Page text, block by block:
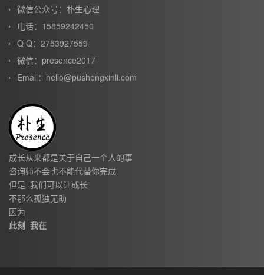
微信公众号：朴生心理
电话：15859242450
Q Q：2753927559
微信：presence2017
Email：hello@pushengxinli.com
成长从来都是关于自己一个人的事
咨询师不会也不能代替你完成
但是 我们可以让成长
不那么孤独无助
因为
此刻 我在